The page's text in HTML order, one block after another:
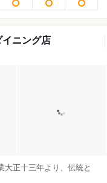
ニング店
正十三年より、伝統と